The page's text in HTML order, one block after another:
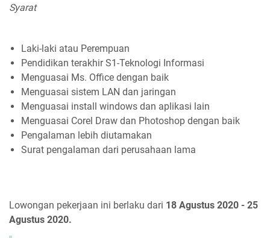
Syarat
Laki-laki atau Perempuan
Pendidikan terakhir S1-Teknologi Informasi
Menguasai Ms. Office dengan baik
Menguasai sistem LAN dan jaringan
Menguasai install windows dan aplikasi lain
Menguasai Corel Draw dan Photoshop dengan baik
Pengalaman lebih diutamakan
Surat pengalaman dari perusahaan lama
Lowongan pekerjaan ini berlaku dari 18 Agustus 2020 - 25
Agustus 2020.